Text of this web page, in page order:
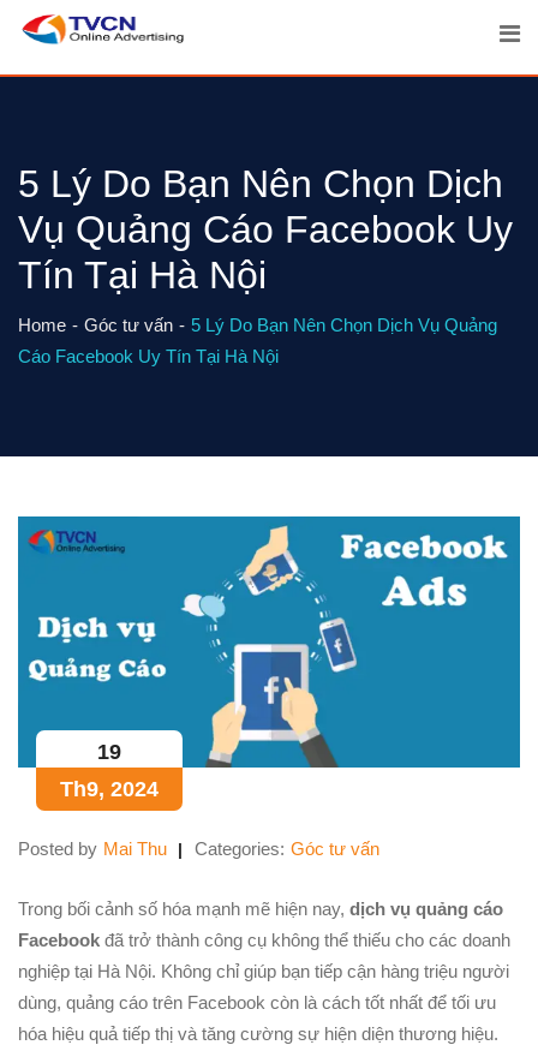
content
5 Lý Do Bạn Nên Chọn Dịch
Vụ Quảng Cáo Facebook Uy
Tín Tại Hà Nội
Home Góc tư vấn
5 Lý Do Bạn Nên Chọn Dịch Vụ Quảng
Cáo Facebook Uy Tín Tại Hà Nội
19
Th9, 2024
Posted by Mai Thu Categories: Góc tư vấn
Trong bối cảnh số hóa mạnh mẽ hiện nay, dịch vụ quảng cáo
Facebook đã trở thành công cụ không thể thiếu cho các doanh
nghiệp tại Hà Nội. Không chỉ giúp bạn tiếp cận hàng triệu người
dùng, quảng cáo trên Facebook còn là cách tốt nhất để tối ưu
hóa hiệu quả tiếp thị và tăng cường sự hiện diện thương hiệu.